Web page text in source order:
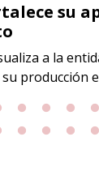
Jalisco
su
a la
producción